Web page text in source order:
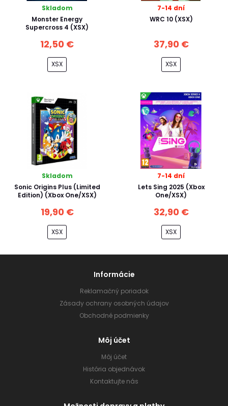
Skladom
Monster Energy
Supercross 4 (XSX)
12,50 €
XSX
7-14 dní
WRC 10 (XSX)
37,90 €
XSX
Skladom
Sonic Origins Plus (Limited
Edition) (Xbox One/XSX)
19,90 €
XSX
7-14 dní
Lets Sing 2025 (Xbox
One/XSX)
32,90 €
XSX
Informácie
Reklamačný poriadok
Zásady ochrany osobných údajov
Obchodné podmienky
Môj účet
Môj účet
História objednávok
Kontaktujte nás